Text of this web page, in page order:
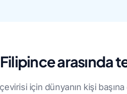
arasında
için dünyanın kişi